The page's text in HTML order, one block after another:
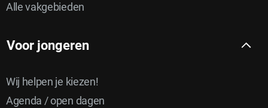
Alle vakgebieden
Voor jongeren
Wij helpen je kiezen!
Agenda / open dagen